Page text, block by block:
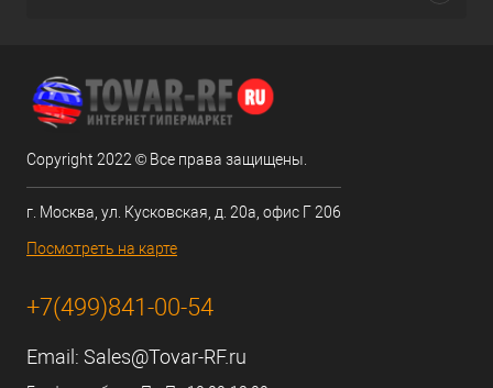
Copyright 2022 © Все права защищены.
г. Москва, ул. Кусковская, д. 20а, офис Г 206
Посмотреть на карте
+7(499)841-00-54
Email: Sales@Tovar-RF.ru